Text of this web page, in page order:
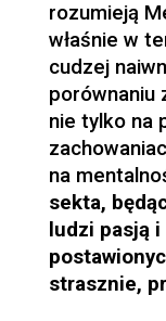
rozumieją
właśnie w
cudzej
porównaniu
nie tylko na
na
sekta,
ludzi pasją
strasznie,